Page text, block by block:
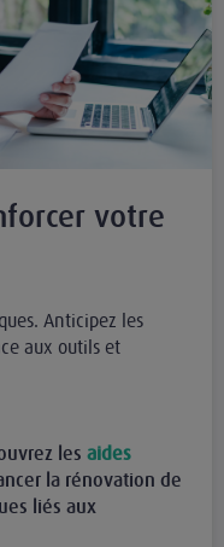
votre
Anticipez les
aux outils et
les aides
la rénovation de
liés aux